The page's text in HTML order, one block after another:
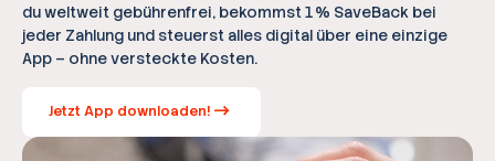
du weltweit gebührenfrei, bekommst 1 % SaveBack bei
jeder Zahlung und steuerst alles digital über eine einzige
App – ohne versteckte Kosten.
Jetzt App downloaden!